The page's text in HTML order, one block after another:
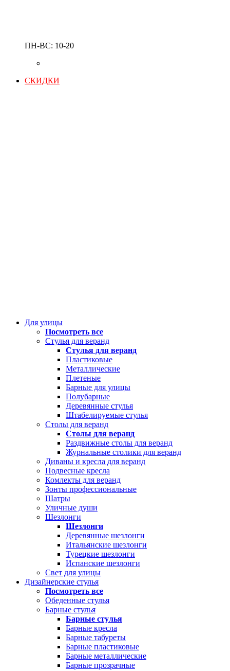
ПН-ВС: 10-20
СКИДКИ
Для улицы
Посмотреть все
Стулья для веранд
Стулья для веранд
Пластиковые
Металлические
Плетеные
Барные для улицы
Полубарные
Деревянные стулья
Штабелируемые стулья
Столы для веранд
Столы для веранд
Раздвижные столы для веранд
Журнальные столики для веранд
Диваны и кресла для веранд
Подвесные кресла
Комлекты для веранд
Зонты профессиональные
Шатры
Уличные души
Шезлонги
Шезлонги
Деревянные шезлонги
Итальянские шезлонги
Турецкие шезлонги
Испанские шезлонги
Свет для улицы
Дизайнерские стулья
Посмотреть все
Обеденные стулья
Барные стулья
Барные стулья
Барные кресла
Барные табуреты
Барные пластиковые
Барные металлические
Барные прозрачные